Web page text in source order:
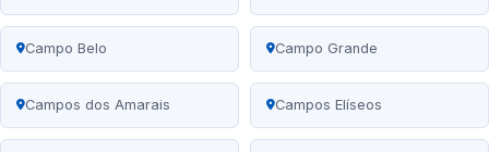
Campo Belo Campo Grande
Campos dos Amarais Campos Elíseos